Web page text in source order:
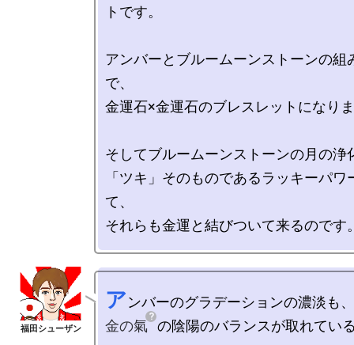
トです。
アンバーとブルームーンストーンの組
で、
金運石×金運石のブレスレットになり
そしてブルームーンストーンの月の浄
「ツキ」そのものであるラッキーパワ
て、
ア
金の氣 の陰陽のバランスが取れてい